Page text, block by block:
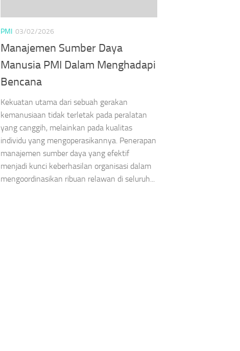
PMI 03/02/2026
Manajemen Sumber Daya
Manusia PMI Dalam Menghadapi
Bencana
Kekuatan utama dari sebuah gerakan
kemanusiaan tidak terletak pada peralatan
yang canggih, melainkan pada kualitas
individu yang mengoperasikannya. Penerapan
manajemen sumber daya yang efektif
menjadi kunci keberhasilan organisasi dalam
mengoordinasikan ribuan relawan di seluruh...